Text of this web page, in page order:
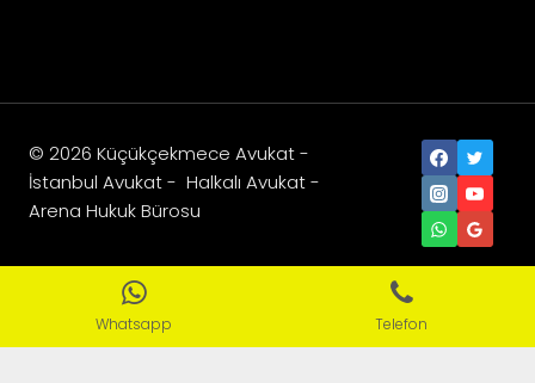
© 2026 Küçükçekmece Avukat -
İstanbul Avukat - Halkalı Avukat -
Arena Hukuk Bürosu
Sosyal Medya Ajansı
Whatsapp Telefon